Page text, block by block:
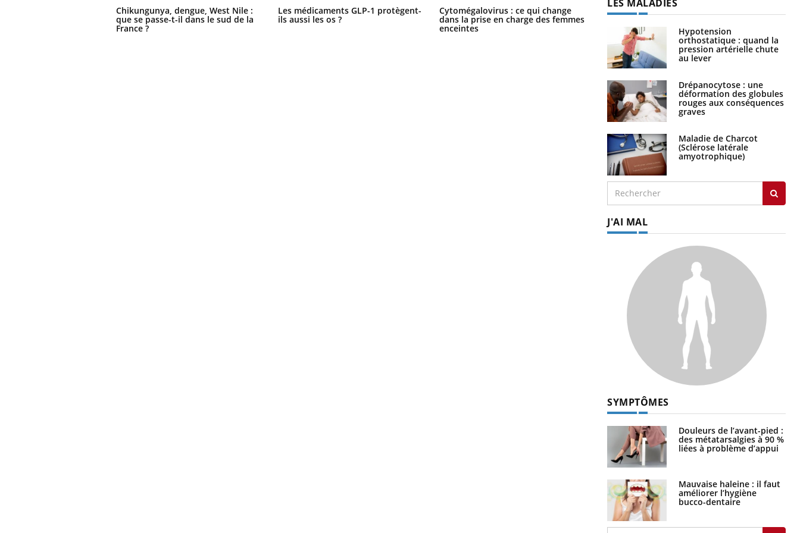
Chikungunya, dengue, West Nile :
que se passe-t-il dans le sud de la
France ?
Les médicaments GLP-1 protègent-
ils aussi les os ?
Cytomégalovirus : ce qui change
dans la prise en charge des femmes
enceintes
La sieste empêche-t-elle de dormir
la nuit ?
LES MALADIES
Hypotension
orthostatique : quand la
pression artérielle chute
au lever
Drépanocytose : une
déformation des globules
rouges aux conséquences
graves
Maladie de Charcot
(Sclérose latérale
amyotrophique)
J'AI MAL
SYMPTÔMES
Douleurs de l’avant-pied :
des métatarsalgies à 90 %
liées à problème d’appui
Mauvaise haleine : il faut
améliorer l’hygiène
bucco-dentaire